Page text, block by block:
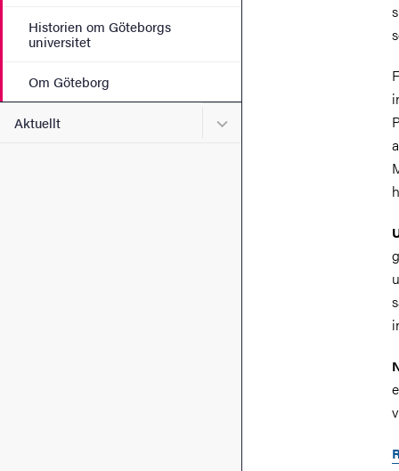
Historien om Göteborgs
universitet
Om Göteborg
Aktuellt Undermeny för Aktuellt